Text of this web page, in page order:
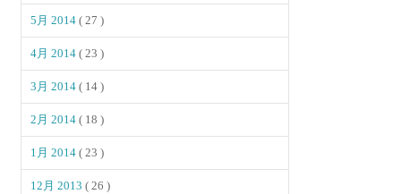
5月 2014( 27 )
4月 2014( 23 )
3月 2014( 14 )
2月 2014( 18 )
1月 2014( 23 )
12月 2013( 26 )